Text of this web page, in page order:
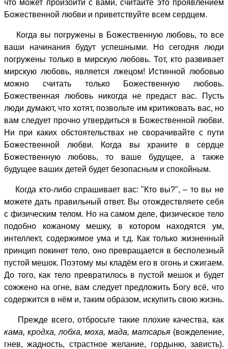
что может произойти с вами, считайте это проявлением
Божественной любви и приветствуйте всем сердцем.
Когда вы погружены в Божественную любовь, то все
ваши начинания будут успешными. Но сегодня люди
погружены только в мирскую любовь. Тот, кто развивает
мирскую любовь, является лжецом! Истинной любовью
можно считать только Божественную любовь.
Божественная любовь никогда не предаст вас. Пусть
люди думают, что хотят, позвольте им критиковать вас, но
вам следует прочно утвердиться в Божественной любви.
Ни при каких обстоятельствах не сворачивайте с пути
Божественной любви. Когда вы храните в сердце
Божественную любовь, то ваше будущее, а также
будущее ваших детей будет безопасным и спокойным.
Когда кто-либо спрашивает вас: "Кто вы?", – то вы не
можете дать правильный ответ. Вы отождествляете себя
с физическим телом. Но на самом деле, физическое тело
подобно кожаному мешку, в котором находятся ум,
интеллект, содержимое ума и т.д. Как только жизненный
принцип покинет тело, оно превращается в бесполезный
пустой мешок. Поэтому мы кладём его в огонь и сжигаем.
До того, как тело превратилось в пустой мешок и будет
сожжено на огне, вам следует предложить Богу всё, что
содержится в нём и, таким образом, искупить свою жизнь.
Прежде всего, отбросьте такие плохие качества, как
кама, кродха, лобха, моха, мада, матсарья (вожделение,
гнев, жадность, страстное желание, гордыню, зависть).